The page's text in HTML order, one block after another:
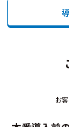
お